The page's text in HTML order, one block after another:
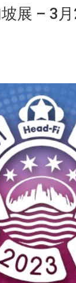
展 – 3